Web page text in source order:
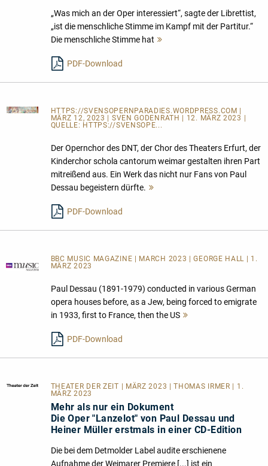
„Was mich an der Oper interessiert“, sagte der Librettist,
„ist die menschliche Stimme im Kampf mit der Partitur.“
Die menschliche Stimme hat
PDF-Download
HTTPS://SVENSOPERNPARADIES.WORDPRESS.COM
MÄRZ 12, 2023 | SVEN GODENRATH | 12. MÄRZ 2023 |
QUELLE: HTTPS://SVENSOPE...
Der Opernchor des DNT, der Chor des Theaters Erfurt, der
Kinderchor schola cantorum weimar gestalten ihren Part
mitreißend aus. Ein Werk das nicht nur Fans von Paul
Dessau begeistern dürfte.
PDF-Download
BBC MUSIC MAGAZINE | MARCH 2023 | GEORGE HALL | 1.
MÄRZ 2023
Paul Dessau (1891-1979) conducted in various German
opera houses before, as a Jew, being forced to emigrate
in 1933, first to France, then the US
PDF-Download
THEATER DER ZEIT
| MÄRZ 2023 | THOMAS IRMER | 1.
MÄRZ 2023
Mehr als nur ein Dokument
Die Oper "Lanzelot" von Paul Dessau und
Heiner Müller erstmals in einer CD-Edition
Die bei dem Detmolder Label audite erschienene
Aufnahme der Weimarer Premiere [...] ist ein